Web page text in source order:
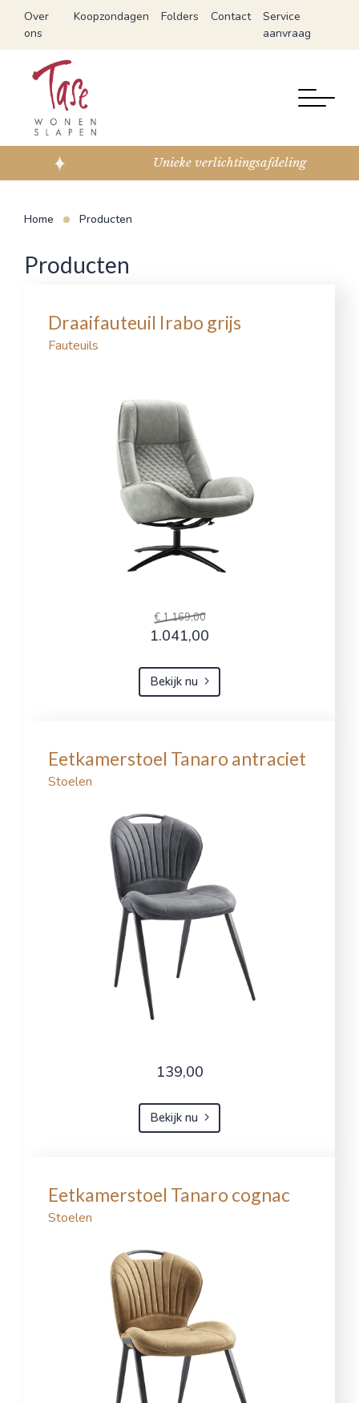
Over
ons
Koopzondagen Folders Contact
Service
aanvraag
Unieke verlichtingsafdeling
Home Producten
Producten
Draaifauteuil Irabo grijs
Fauteuils
€ 1.169,00
1.041,00
Bekijk nu
Eetkamerstoel Tanaro antraciet
Stoelen
139,00
Bekijk nu
Eetkamerstoel Tanaro cognac
Stoelen